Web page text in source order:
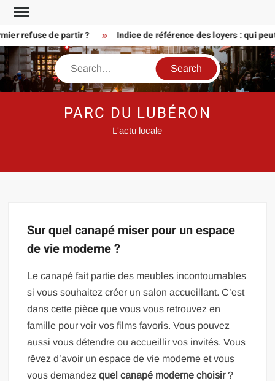
Skip
contentrefuse de partir ? Indice de référence des loyers : qui
Search
PARC DU LUBÉRON
L'actu locale
Sur quel canapé miser pour un espace
de vie moderne ?
Le canapé fait partie des meubles incontournables
si vous souhaitez créer un salon accueillant. C’est
dans cette pièce que vous vous retrouvez en
famille pour voir vos films favoris. Vous pouvez
aussi vous détendre ou accueillir vos invités. Vous
rêvez d’avoir un espace de vie moderne et vous
vous demandezquel canapé moderne choisir?